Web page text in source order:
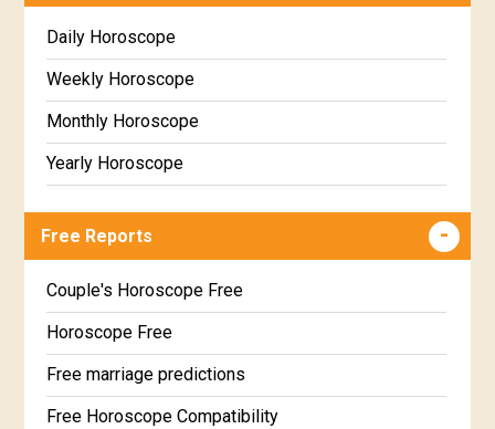
Daily Horoscope
Weekly Horoscope
Monthly Horoscope
Yearly Horoscope
Free Reports
Couple's Horoscope Free
Horoscope Free
Free marriage predictions
Free Horoscope Compatibility